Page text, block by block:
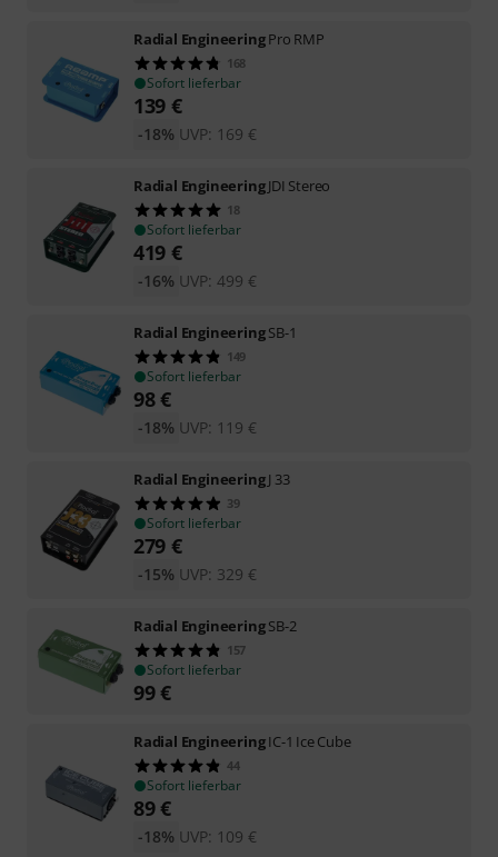
Radial EngineeringPro RMP
168
Sofort lieferbar
139 €
UVP: 169 €
-18%
Radial EngineeringJDI Stereo
18
Sofort lieferbar
419 €
UVP: 499 €
-16%
Radial EngineeringSB-1
149
Sofort lieferbar
98€
UVP: 119 €
-18%
Radial EngineeringJ 33
39
Sofort lieferbar
279 €
UVP: 329 €
-15%
Radial EngineeringSB-2
157
Sofort lieferbar
99€
Radial EngineeringIC-1 Ice Cube
44
Sofort lieferbar
89€
UVP: 109 €
-18%